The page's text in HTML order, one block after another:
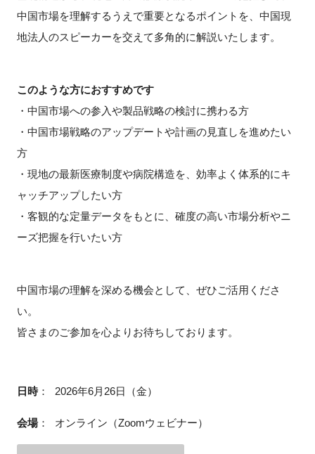
中国市場を理解するうえで重要となるポイントを、中国現
地法人のスピーカーを交えて多角的に解説いたします。
このような方におすすめです
・中国市場への参入や製品戦略の検討に携わる方
・中国市場戦略のアップデートや計画の見直しを進めたい
方
・現地の最新医療制度や病院構造を、効率よく体系的にキ
ャッチアップしたい方
・客観的な定量データをもとに、確度の高い市場分析やニ
ーズ把握を行いたい方
中国市場の理解を深める機会として、ぜひご活用くださ
い。
皆さまのご参加を心よりお待ちしております。
日時： 2026年6月26日（金）
会場： オンライン（Zoomウェビナー）